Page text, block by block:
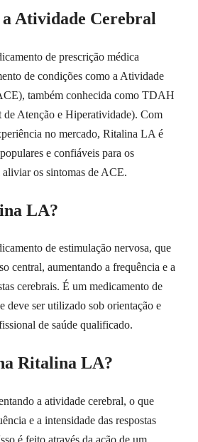
Atividade Cerebral
de prescrição médica
de condições como a Atividade
também conhecida como TDAH
Atenção e Hiperatividade). Com
no mercado, Ritalina LA é
e confiáveis para os
aliviar os sintomas de ACE.
LA?
de estimulação nervosa, que
central, aumentando a frequência e a
cerebrais. É um medicamento de
deve ser utilizado sob orientação e
de saúde qualificado.
Ritalina LA?
a atividade cerebral, o que
e a intensidade das respostas